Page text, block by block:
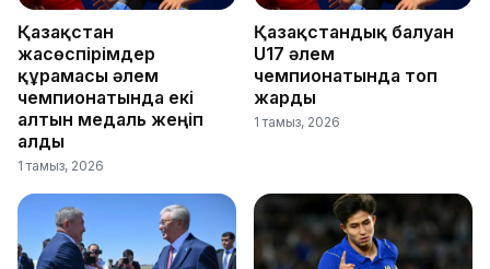
Қазақстан
жасөспірімдер
құрамасы әлем
чемпионатында екі
алтын медаль жеңіп
алды
1 тамыз, 2026
Қазақстандық балуан
U17 әлем
чемпионатында топ
жарды
1 тамыз, 2026